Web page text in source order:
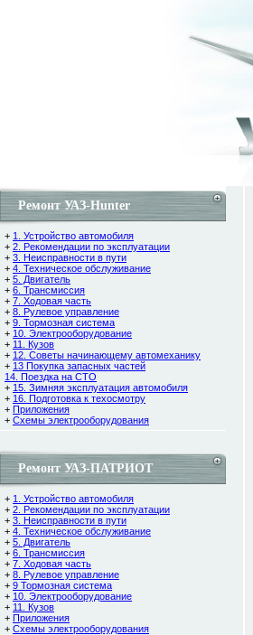
Ремонт УАЗ-Hunter
+ 1. Устройство автомобиля
+ 2. Рекомендации по эксплуатации
+ 3. Неисправности в пути
+ 4. Техническое обслуживание
+ 5. Двигатель
+ 6. Трансмиссия
+ 7. Ходовая часть
+ 8. Рулевое управление
+ 9. Тормозная система
+ 10. Электрооборудование
+ 11. Кузов
+ 12. Советы начинающему автомеханику
+ 13 Покупка запасных частей
14. Поездка на СТО
+ 15. Зимняя эксплуатация автомобиля
+ 16. Подготовка к техосмотру
+ Приложения
+ Схемы электрооборудования
Ремонт УАЗ-ПАТРИОТ
+ 1. Устройство автомобиля
+ 2. Рекомендации по эксплуатации
+ 3. Неисправности в пути
+ 4. Техническое обслуживание
+ 5. Двигатель
+ 6. Трансмиссия
+ 7. Ходовая часть
+ 8. Рулевое управление
+ 9 Тормозная система
+ 10. Электрооборудование
+ 11. Кузов
+ Приложения
+ Схемы электрооборудования